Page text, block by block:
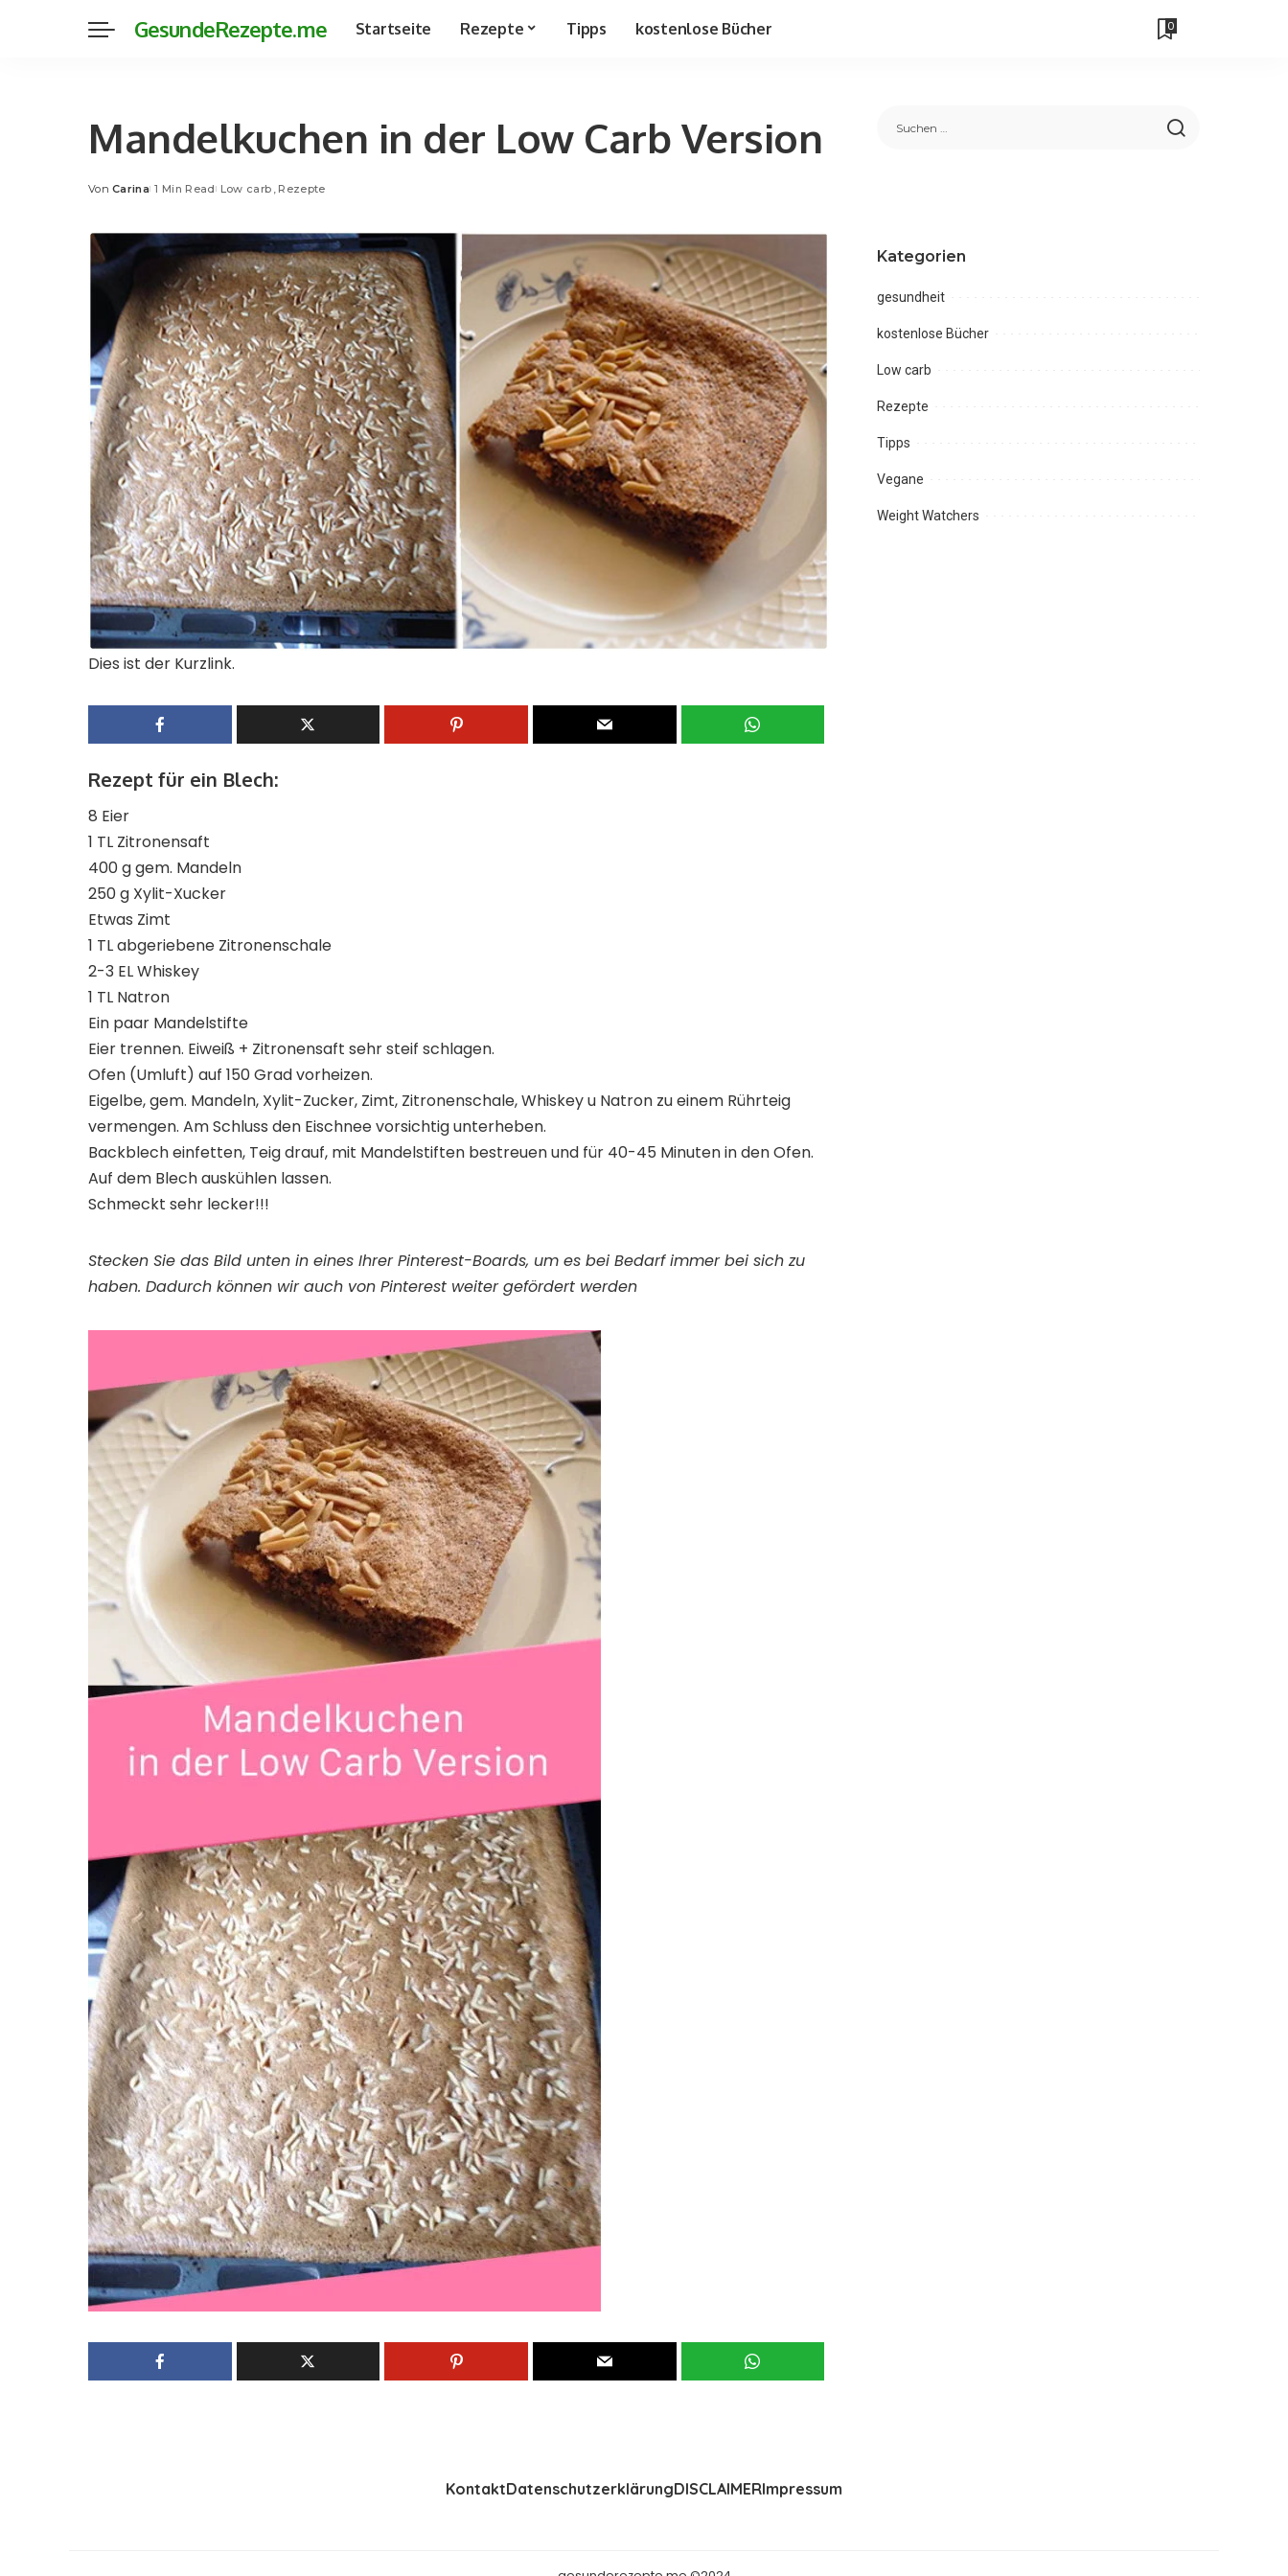
GesundeRezepte.me Startseite Rezepte Tipps kostenlose Bücher 0
Mandelkuchen in der Low Carb Version
Posted
Von Carina 1 Min Read Low carb Rezepte
Dies ist der Kurzlink.
Rezept für ein Blech:
8 Eier
1 TL Zitronensaft
400 g gem. Mandeln
250 g Xylit-Xucker
Etwas Zimt
1 TL abgeriebene Zitronenschale
2-3 EL Whiskey
1 TL Natron
Ein paar Mandelstifte
Eier trennen. Eiweiß + Zitronensaft sehr steif schlagen.
Ofen (Umluft) auf 150 Grad vorheizen.
Eigelbe, gem. Mandeln, Xylit-Zucker, Zimt, Zitronenschale, Whiskey u Natron zu einem Rührteig
vermengen. Am Schluss den Eischnee vorsichtig unterheben.
Backblech einfetten, Teig drauf, mit Mandelstiften bestreuen und für 40-45 Minuten in den Ofen.
Auf dem Blech auskühlen lassen.
Schmeckt sehr lecker!!!
Stecken Sie das Bild unten in eines Ihrer Pinterest-Boards, um es bei Bedarf immer bei sich zu
haben. Dadurch können wir auch von Pinterest weiter gefördert werden
Kategorien
gesundheit
kostenlose Bücher
Low carb
Rezepte
Tipps
Vegane
Weight Watchers
KontaktDatenschutzerklärungDISCLAIMERImpressum